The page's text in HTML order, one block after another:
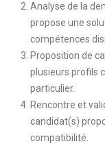
Analyse de la
propose une
compétences
Proposition de
plusieurs profils
particulier.
Rencontre et
candidat(s)
compatibilité.